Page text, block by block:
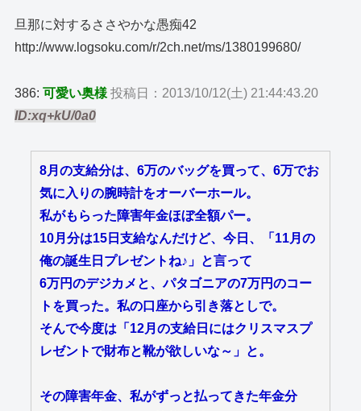
旦那に対するささやかな愚痴42
http://www.logsoku.com/r/2ch.net/ms/1380199680/
386:可愛い奥様 投稿日：2013/10/12(土) 21:44:43.20
ID:xq+kU/0a0
8月の支給分は、6万のバッグを買って、6万でお
気に入りの腕時計をオーバーホール。
私がもらった障害年金ほぼ全額パー。
10月分は15日支給なんだけど、今日、「11月の
俺の誕生日プレゼントね♪」と言って
6万円のデジカメと、パタゴニアの7万円のコー
トを買った。私の口座から引き落としで。
そんで今度は「12月の支給日にはクリスマスプ
レゼントで財布と靴が欲しいな～」と。
その障害年金、私がずっと払ってきた年金分